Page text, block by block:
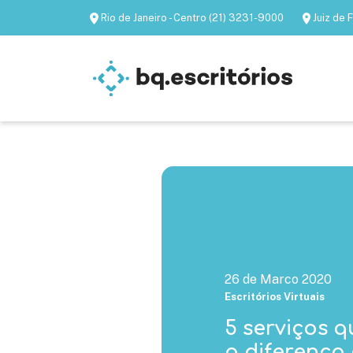
Rio de Janeiro - Centro (21) 3231-9000 Juiz de
Escritórios
26 de Marco 2020
Escritórios Virtuais
5 serviços